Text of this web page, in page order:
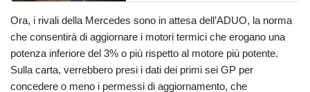
Ora, i rivali della Mercedes sono in attesa dell’ADUO, la norma
che consentirà di aggiornare i motori termici che erogano una
potenza inferiore del 3% o più rispetto al motore più potente.
Sulla carta, verrebbero presi i dati dei primi sei GP per
concedere o meno i permessi di aggiornamento, che